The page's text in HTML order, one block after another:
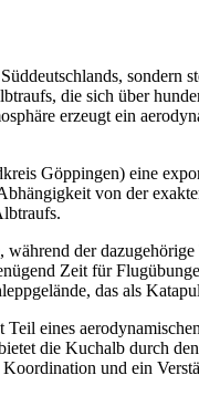
die sich über
erzeugt ein
Göppingen) eine
von der
der
Zeit für
das als
eines
die Kuchalb durch
und ein